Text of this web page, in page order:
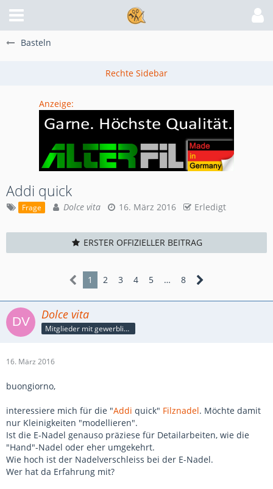
Basteln
Anzeige:
Addi quick
Frage Dolce vita 16. März 2016 Erledigt
ERSTER OFFIZIELLER BEITRAG
1 2 3 4 5 … 8
Dolce vita
Mitglieder mit gewerblicher Verbindung, auch als Mitarbeiter/in
16. März 2016
buongiorno,
interessiere mich für die "Addi quick" Filznadel. Möchte damit
nur Kleinigkeiten "modellieren".
Ist die E-Nadel genauso präziese für Detailarbeiten, wie die
"Hand"-Nadel oder eher umgekehrt.
Wie hoch ist der Nadelverschleiss bei der E-Nadel.
Wer hat da Erfahrung mit?